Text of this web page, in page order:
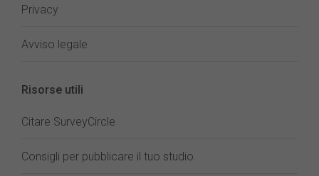
Privacy
Avviso legale
Risorse utili
Citare SurveyCircle
Consigli per pubblicare il tuo studio